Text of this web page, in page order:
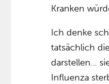
Kranken
Ich denke
tatsächlich
darstellen…
Influenza